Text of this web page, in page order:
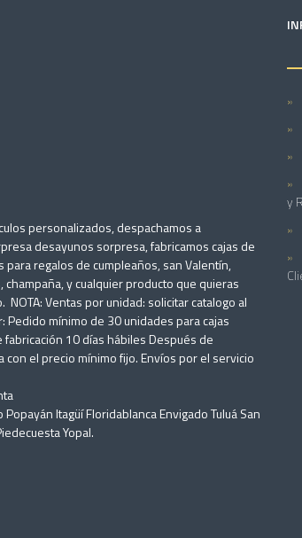
personalizados, despachamos a
desayunos sorpresa, fabricamos cajas de
regalos de cumpleaños, san Valentín,
y cualquier producto que quieras
Ventas por unidad: solicitar catalogo al
Pedido mínimo de 30 unidades para cajas
10 días hábiles Después de
el precio mínimo fijo. Envíos por el servicio
Itagüí Floridablanca Envigado Tuluá San
Yopal.
y